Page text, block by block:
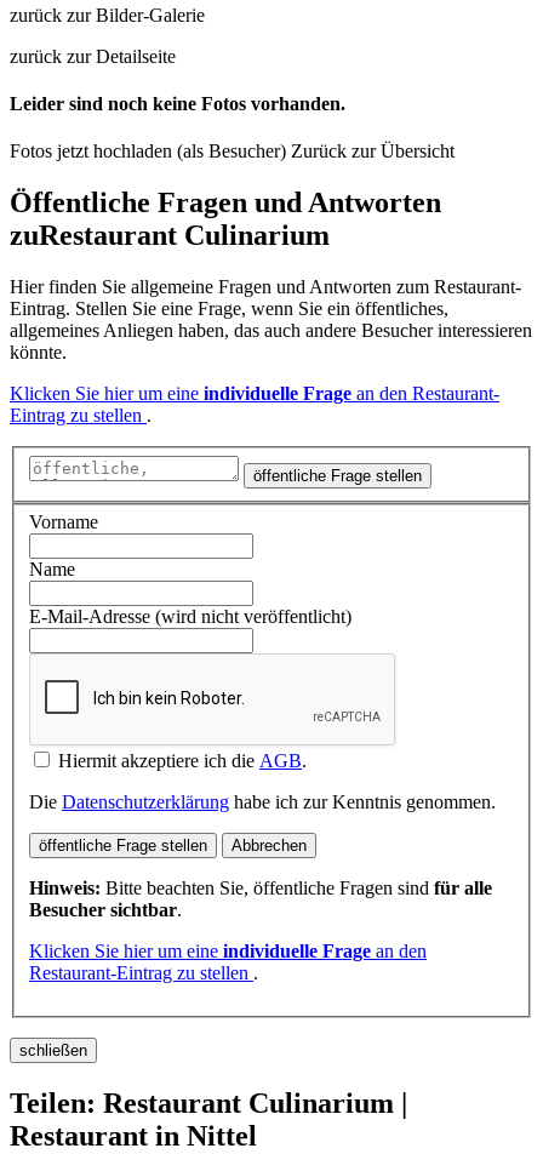
zurück zur Bilder-Galerie
zurück zur Detailseite
Leider sind noch keine Fotos vorhanden.
Fotos jetzt hochladen (als Besucher) Zurück zur Übersicht
Öffentliche Fragen und Antworten
zuRestaurant Culinarium
Hier finden Sie allgemeine Fragen und Antworten zum Restaurant-
Eintrag. Stellen Sie eine Frage, wenn Sie ein öffentliches,
allgemeines Anliegen haben, das auch andere Besucher interessieren
könnte.
Klicken Sie hier um eine individuelle Frage an den Restaurant-
Eintrag zu stellen .
öffentliche Frage stellen
Vorname
Name
E-Mail-Adresse (wird nicht veröffentlicht)
Hiermit akzeptiere ich die AGB.
Die Datenschutzerklärung habe ich zur Kenntnis genommen.
öffentliche Frage stellen Abbrechen
Hinweis: Bitte beachten Sie, öffentliche Fragen sind für alle
Besucher sichtbar.
Klicken Sie hier um eine individuelle Frage an den
Restaurant-Eintrag zu stellen .
schließen
Teilen: Restaurant Culinarium |
Restaurant in Nittel